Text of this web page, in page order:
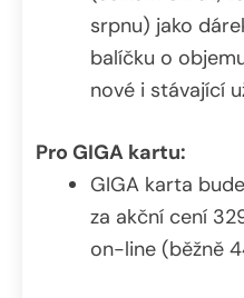
srpnu) jako
balíčku o
nové i stávající
Pro GIGA kartu:
GIGA karta
za akční cení
on-line (běžně